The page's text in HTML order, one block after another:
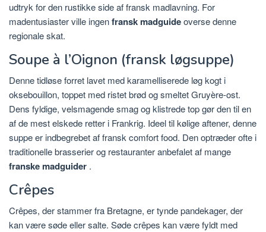
udtryk for den rustikke side af fransk madlavning. For
madentusiaster ville ingenfransk madguideoverse denne
regionale skat.
Soupe à l’Oignon (fransk løgsuppe)
Denne tidløse forret lavet med karamelliserede løg kogt i
oksebouillon, toppet med ristet brød og smeltet Gruyère-ost.
Dens fyldige, velsmagende smag og klistrede top gør den til en
af ​​de mest elskede retter i Frankrig. Ideel til kølige aftener, denne
suppe er indbegrebet af fransk comfort food. Den optræder ofte i
traditionelle brasserier og restauranter anbefalet af mange
franske madguider .
Crêpes
Crêpes, der stammer fra Bretagne, er tynde pandekager, der
kan være søde eller salte. Søde crêpes kan være fyldt med